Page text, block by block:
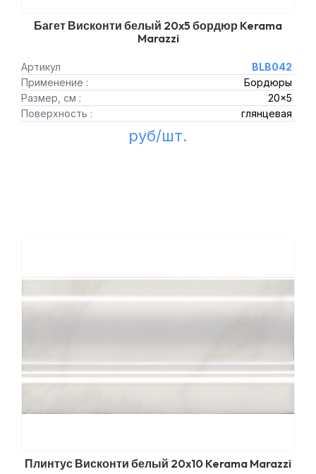
Багет Висконти белый 20x5 бордюр Kerama
Marazzi
Артикул
BLB042
Применение :
Бордюры
Размер, см :
20x5
Поверхность :
глянцевая
руб/шт.
Плинтус Висконти белый 20x10 Kerama Marazzi